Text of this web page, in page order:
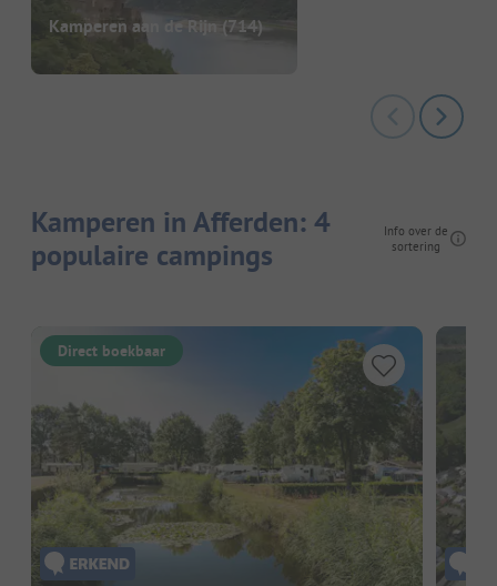
Kamperen aan de Rijn (714)
Kamperen in Afferden: 4
populaire campings
Info over de
sortering
Direct boekbaar